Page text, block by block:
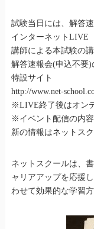
試験当日には、解答
インターネット
講師による本試験の
解答速報会(申込不要
特設サイト
http://www.net-
※LIVE終了後はオン
※イベント配信の内
新の情報はネットス
ネットスクールは、
ャリアアップを応援
わせて効果的な学習